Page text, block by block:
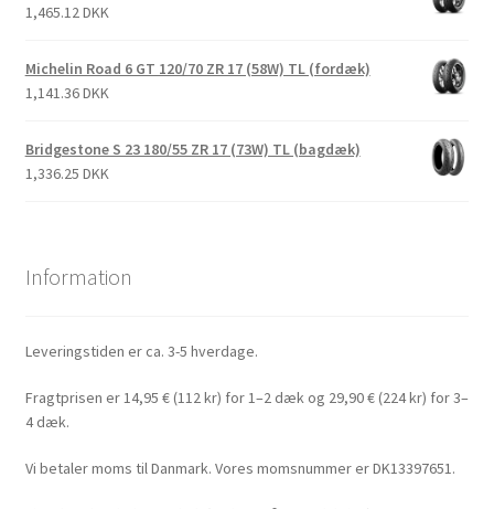
1,465.12 DKK
Michelin Road 6 GT 120/70 ZR 17 (58W) TL (fordæk)
1,141.36 DKK
Bridgestone S 23 180/55 ZR 17 (73W) TL (bagdæk)
1,336.25 DKK
Information
Leveringstiden er ca. 3-5 hverdage.
Fragtprisen er 14,95 € (112 kr) for 1–2 dæk og 29,90 € (224 kr) for 3–
4 dæk.
Vi betaler moms til Danmark. Vores momsnummer er DK13397651.